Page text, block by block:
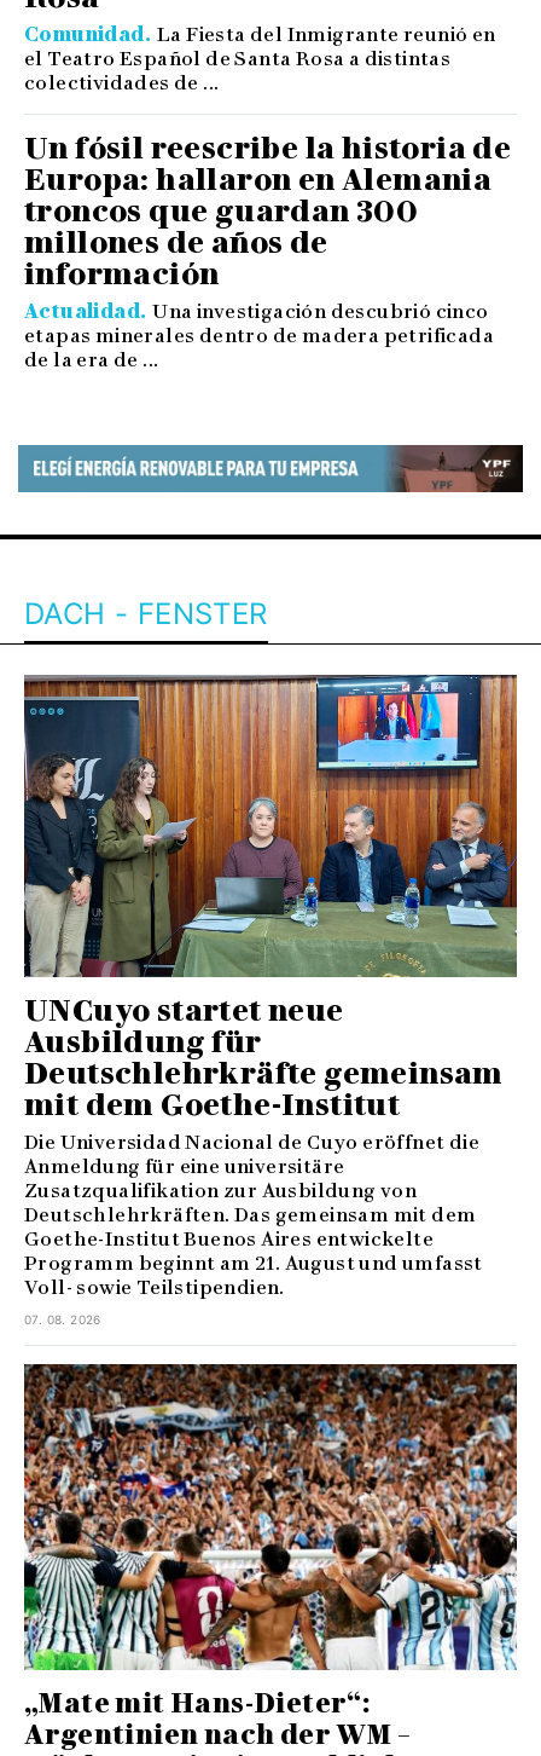
Comunidad La Fiesta del Inmigrante reunió en
el Teatro Español de Santa Rosa a distintas
colectividades de ...
Un fósil reescribe la historia de
Europa: hallaron en Alemania
troncos que guardan 300
millones de años de
información
Actualidad Una investigación descubrió cinco
etapas minerales dentro de madera petrificada
de la era de ...
DACH - FENSTER
UNCuyo startet neue
Ausbildung für
Deutschlehrkräfte gemeinsam
mit dem Goethe-Institut
Die Universidad Nacional de Cuyo eröffnet die
Anmeldung für eine universitäre
Zusatzqualifikation zur Ausbildung von
Deutschlehrkräften. Das gemeinsam mit dem
Goethe-Institut Buenos Aires entwickelte
Programm beginnt am 21. August und umfasst
Voll- sowie Teilstipendien.
07. 08. 2026
„Mate mit Hans-Dieter“:
Argentinien nach der WM –